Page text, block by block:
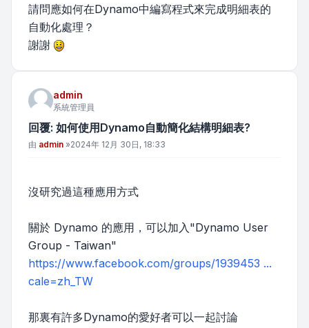
請問應如何在Dynamo中編寫程式來完成明細表的
自動化處理？
謝謝
admin
系統管理員
回覆: 如何使用Dynamo自動簡化結構明細表?
文章
由 admin »2024年 12月 30日, 18:33
沒研究過這種應用方式
關於 Dynamo 的應用，可以加入"Dynamo User
Group - Taiwan"
https://www.facebook.com/groups/1939453 ...
cale=zh_TW
那裏有許多Dynamo的愛好者可以一起討論